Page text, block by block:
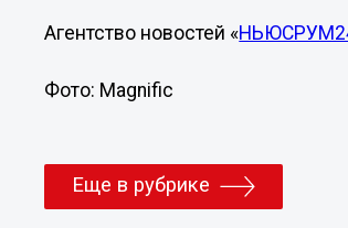
Агентство новостей «
Фото: Magnific
Еще в рубрике